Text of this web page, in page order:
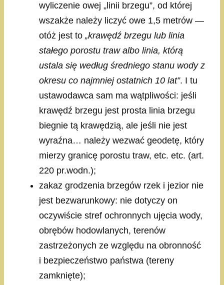
wyliczenie owej „linii brzegu”, od której
wszakże należy liczyć owe 1,5 metrów —
otóż jest to „krawędź brzegu lub linia
stałego porostu traw albo linia, którą
ustala się według średniego stanu wody z
okresu co najmniej ostatnich 10 lat”. I tu
ustawodawca sam ma wątpliwości: jeśli
krawędź brzegu jest prosta linia brzegu
biegnie tą krawędzią, ale jeśli nie jest
wyraźna… należy wezwać geodetę, który
mierzy granicę porostu traw, etc. etc. (art.
220 pr.wodn.);
zakaz grodzenia brzegów rzek i jezior nie
jest bezwarunkowy: nie dotyczy on
oczywiście stref ochronnych ujęcia wody,
obrębów hodowlanych, terenów
zastrzeżonych ze względu na obronność
i bezpieczeństwo państwa (tereny
zamknięte);